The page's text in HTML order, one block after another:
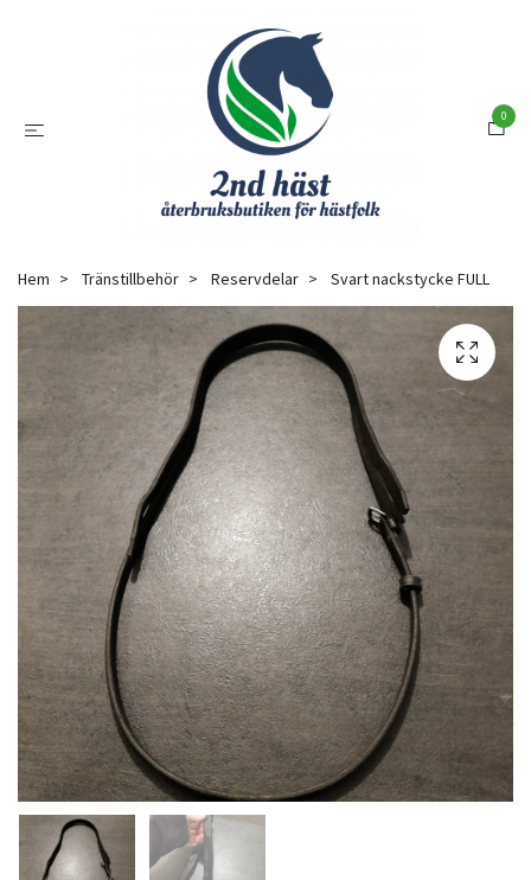
0
Hem Tränstillbehör Reservdelar Svart nackstycke FULL